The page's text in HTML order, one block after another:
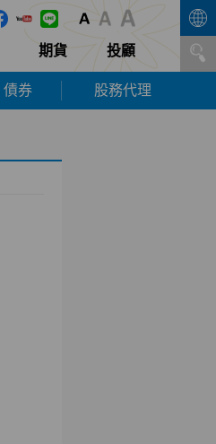
期貨 投顧
債券 股務代理